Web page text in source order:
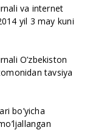
va internet
yil 3 may kuni
O’zbekiston
tavsiya
bo’yicha